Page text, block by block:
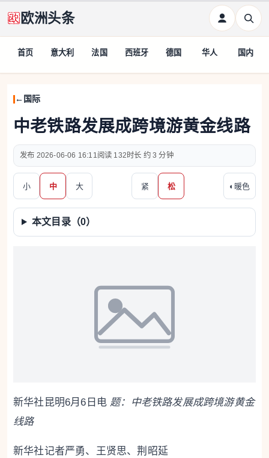
欧洲头条
首页 意大利 法国 西班牙 德国 华人 国内
国际
中老铁路发展成跨境游黄金线路
2026-06-06 16:11 132 约 3 分钟
小 中 大 紧 松 ◐ 暖色
本文目录（0）
新华社昆明6月6日电 题：中老铁路发展成跨境游黄金
线路
新华社记者严勇、王贤思、荆昭延